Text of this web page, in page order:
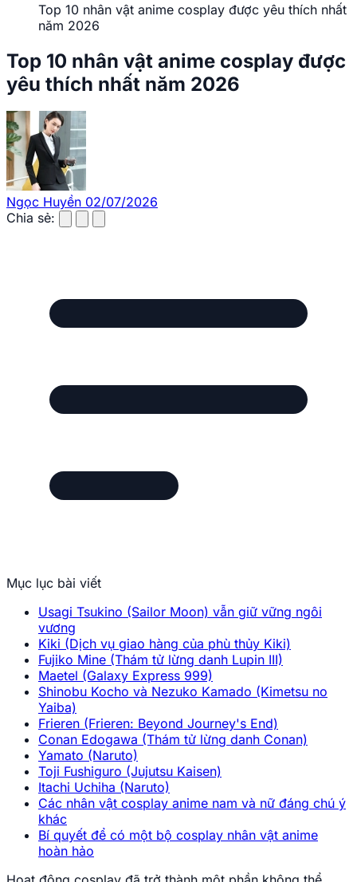
Top 10 nhân vật anime cosplay được yêu thích nhất
năm 2026
Top 10 nhân vật anime cosplay được
yêu thích nhất năm 2026
Ngọc Huyền 02/07/2026
Chia sẻ:
Mục lục bài viết
Usagi Tsukino (Sailor Moon) vẫn giữ vững ngôi
vương
Kiki (Dịch vụ giao hàng của phù thủy Kiki)
Fujiko Mine (Thám tử lừng danh Lupin III)
Maetel (Galaxy Express 999)
Shinobu Kocho và Nezuko Kamado (Kimetsu no
Yaiba)
Frieren (Frieren: Beyond Journey's End)
Conan Edogawa (Thám tử lừng danh Conan)
Yamato (Naruto)
Toji Fushiguro (Jujutsu Kaisen)
Itachi Uchiha (Naruto)
Các nhân vật cosplay anime nam và nữ đáng chú ý
khác
Bí quyết để có một bộ cosplay nhân vật anime
hoàn hảo